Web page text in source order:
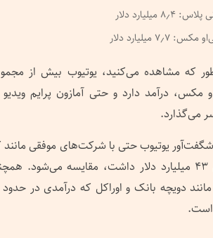
۸٫۴ میلیارد دلار
۷٫۷ میلیارد دلار
که مشاهده می‌کنید، یوتیوب بیش‌ از مجموع
می‌گذارد.
معادل ۴۳ میلیارد دلار داشت، مقایسه
است.